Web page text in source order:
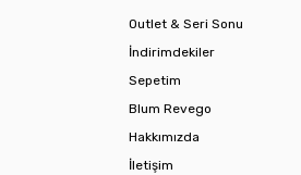
Outlet & Seri Sonu
İndirimdekiler
Sepetim
Blum Revego
Hakkımızda
İletişim